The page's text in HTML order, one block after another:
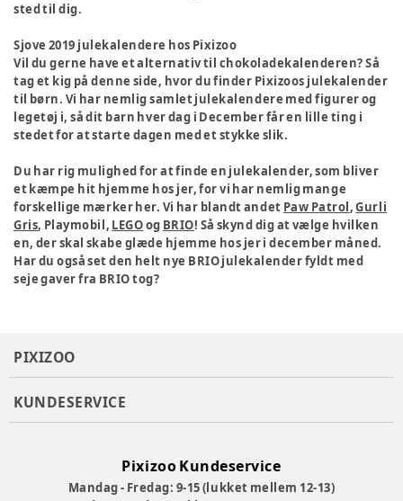
sted til dig.
Sjove 2019 julekalendere hos Pixizoo
Vil du gerne have et alternativ til chokoladekalenderen? Så
tag et kig på denne side, hvor du finder Pixizoos julekalender
til børn. Vi har nemlig samlet julekalendere med figurer og
legetøj i, så dit barn hver dag i December får en lille ting i
stedet for at starte dagen med et stykke slik.
Du har rig mulighed for at finde en julekalender, som bliver
et kæmpe hit hjemme hos jer, for vi har nemlig mange
forskellige mærker her. Vi har blandt andet Paw Patrol,Gurli
Gris, Playmobil, LEGOog BRIO! Så skynd dig at vælge hvilken
en, der skal skabe glæde hjemme hos jer i december måned.
Har du også set den helt nye BRIO julekalender fyldt med
seje gaver fra BRIO tog?
PIXIZOO
KUNDESERVICE
Pixizoo Kundeservice
Mandag - Fredag: 9-15 (lukket mellem 12-13)